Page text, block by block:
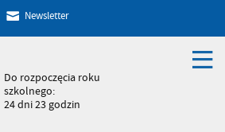
Newsletter
Do rozpoczęcia roku
szkolnego:
24dni23godzin